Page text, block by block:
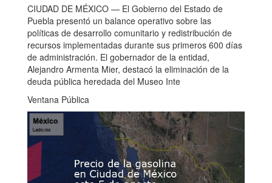
CIUDAD DE MÉXICO — El Gobierno del Estado de
Puebla presentó un balance operativo sobre las
políticas de desarrollo comunitario y redistribución de
recursos implementadas durante sus primeros 600 días
de administración. El gobernador de la entidad,
Alejandro Armenta Mier, destacó la eliminación de la
deuda pública heredada del Museo Inte
Ventana Pública